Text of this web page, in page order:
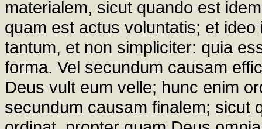
materialem, sicut quando est
quam est actus voluntatis; et
tantum, et non simpliciter: quia
forma. Vel secundum causam
Deus vult eum velle; hunc enim
secundum causam finalem; sicut